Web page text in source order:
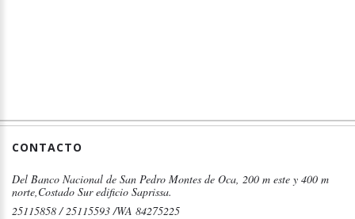
CONTACTO
Del Banco Nacional de San Pedro Montes de Oca, 200 m este y 400 m
norte,Costado Sur edificio Saprissa.
25115858 / 25115593 /WA 84275225